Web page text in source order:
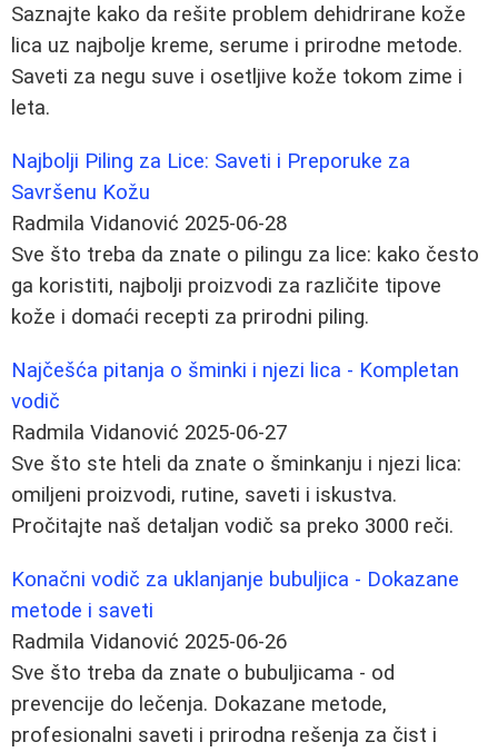
Saznajte kako da rešite problem dehidrirane kože
lica uz najbolje kreme, serume i prirodne metode.
Saveti za negu suve i osetljive kože tokom zime i
leta.
Najbolji Piling za Lice: Saveti i Preporuke za
Savršenu Kožu
Radmila Vidanović 2025-06-28
Sve što treba da znate o pilingu za lice: kako često
ga koristiti, najbolji proizvodi za različite tipove
kože i domaći recepti za prirodni piling.
Najčešća pitanja o šminki i njezi lica - Kompletan
vodič
Radmila Vidanović 2025-06-27
Sve što ste hteli da znate o šminkanju i njezi lica:
omiljeni proizvodi, rutine, saveti i iskustva.
Pročitajte naš detaljan vodič sa preko 3000 reči.
Konačni vodič za uklanjanje bubuljica - Dokazane
metode i saveti
Radmila Vidanović 2025-06-26
Sve što treba da znate o bubuljicama - od
prevencije do lečenja. Dokazane metode,
profesionalni saveti i prirodna rešenja za čist i